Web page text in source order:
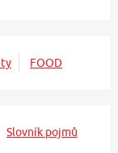
FOOD
Slovník pojmů